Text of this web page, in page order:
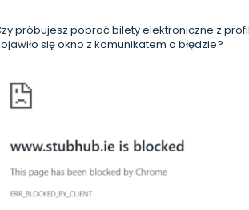
próbujesz pobrać bilety elektroniczne z
się okno z komunikatem o błędzie?